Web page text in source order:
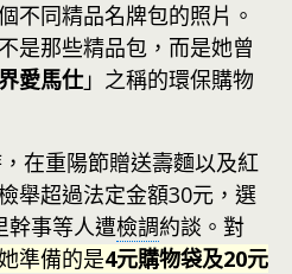
不同精品名牌包的照片。
是那些精品包，而是她曾
愛馬仕」之稱的環保購物
在重陽節贈送壽麵以及紅
舉超過法定金額30元，選
幹事等人遭檢調約談。對
準備的是4元購物袋及20元